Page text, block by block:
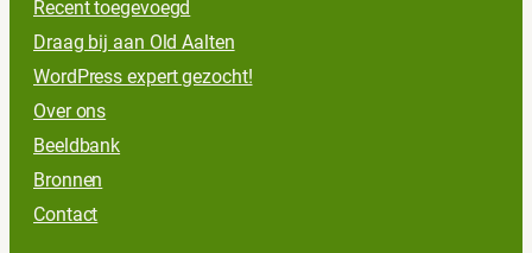
Recent toegevoegd
Draag bij aan Old Aalten
WordPress expert gezocht!
Over ons
Beeldbank
Bronnen
Contact